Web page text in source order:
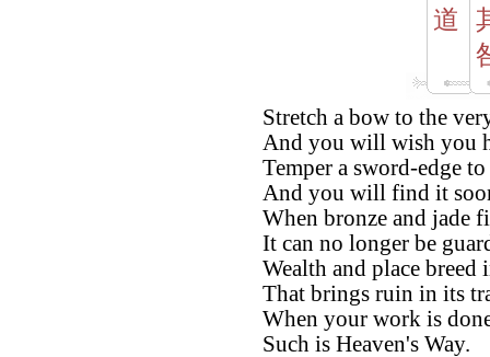
道
Stretch a bow to the
And you will wish you
Temper a sword-edge
And you will find it
When bronze and jade
It can no longer be
Wealth and place breed
That brings ruin in its
When your work is
Such is Heaven's Way.